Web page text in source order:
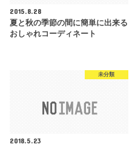
2015.8.28
夏と秋の季節の間に簡単に出来る
おしゃれコーディネート
未分類
2018.5.23